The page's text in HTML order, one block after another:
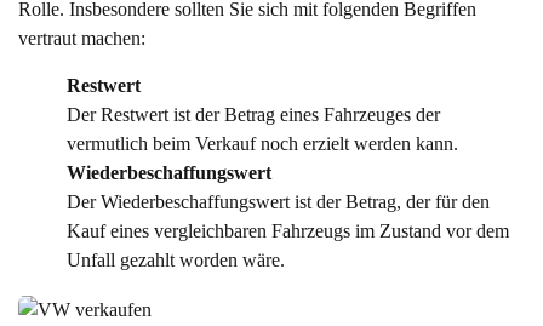
Rolle. Insbesondere sollten Sie sich mit folgenden Begriffen
vertraut machen:
Restwert
Der Restwert ist der Betrag eines Fahrzeuges der
vermutlich beim Verkauf noch erzielt werden kann.
Wiederbeschaffungswert
Der Wiederbeschaffungswert ist der Betrag, der für den
Kauf eines vergleichbaren Fahrzeugs im Zustand vor dem
Unfall gezahlt worden wäre.